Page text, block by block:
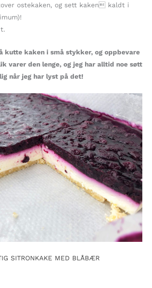
ostekaken, og sett kaken kaldt i
kutte kaken i små stykker, og oppbevare
varer den lenge, og jeg har alltid noe søtt
når jeg har lyst på det!
SITRONKAKE MED BLÅBÆR